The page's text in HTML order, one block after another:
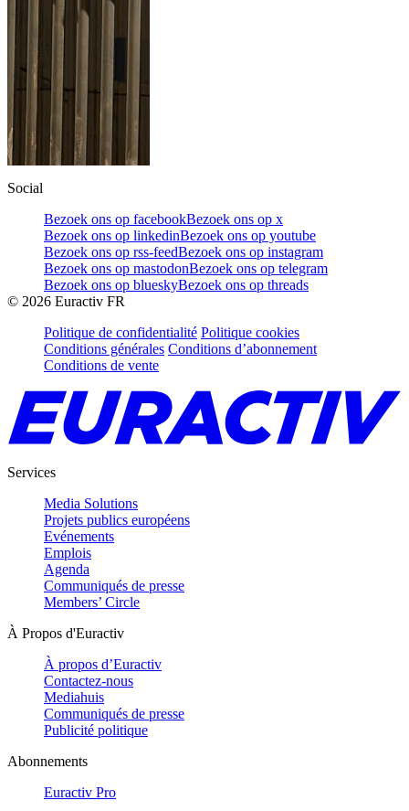
Social
Bezoek ons op facebookBezoek ons op x
Bezoek ons op linkedinBezoek ons op youtube
Bezoek ons op rss-feedBezoek ons op instagram
Bezoek ons op mastodonBezoek ons op telegram
Bezoek ons op blueskyBezoek ons op threads
© 2026 Euractiv FR
Politique de confidentialité Politique cookies
Conditions générales Conditions d’abonnement
Conditions de vente
Services
Media Solutions
Projets publics européens
Evénements
Emplois
Agenda
Communiqués de presse
Members’ Circle
À Propos d'Euractiv
À propos d’Euractiv
Contactez-nous
Mediahuis
Communiqués de presse
Publicité politique
Abonnements
Euractiv Pro